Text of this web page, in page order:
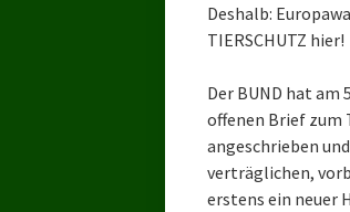
Deshalb:
TIERSCHUTZ hier!
Der BUND hat am
offenen Brief zum
angeschrieben
verträglichen,
erstens ein neuer